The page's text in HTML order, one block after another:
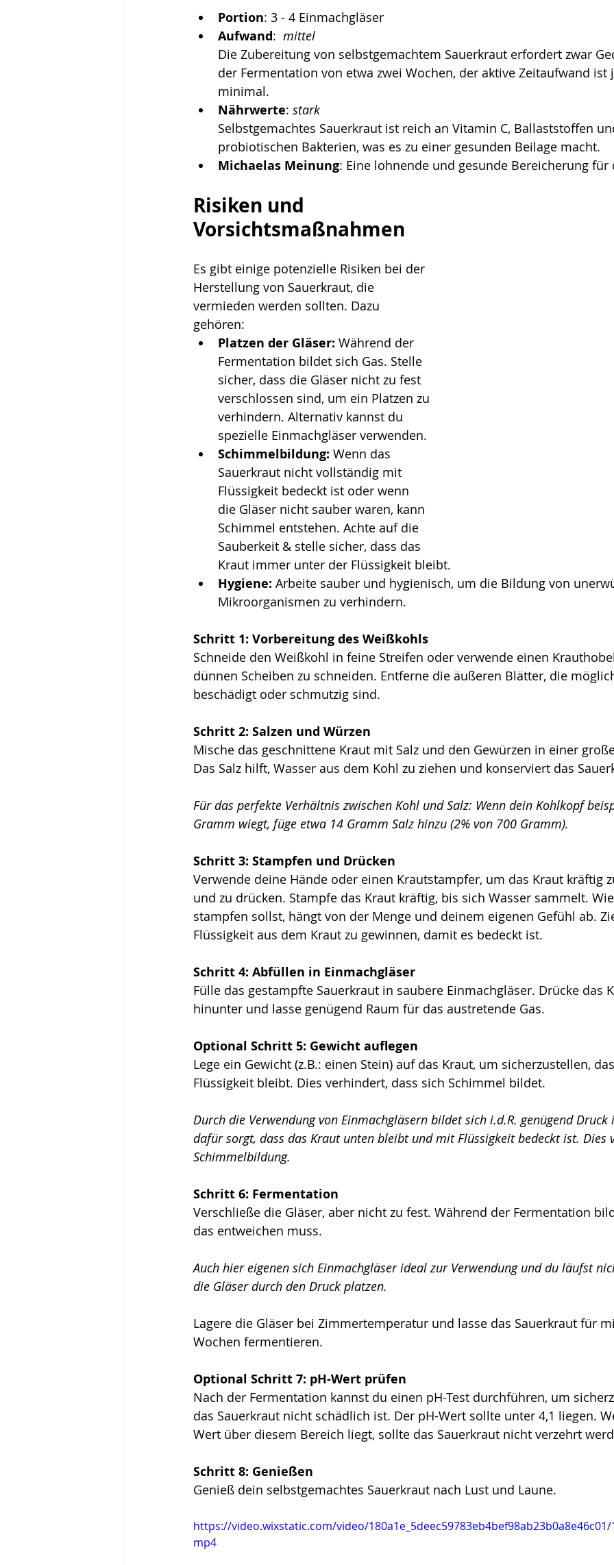
Portion: 3 - 4 Einmachgläser
Aufwand: mittel
Die Zubereitung von selbstgemachtem Sauerkraut erfordert zwar
der Fermentation von etwa zwei Wochen, der aktive Zeitaufwand ist
minimal.
Nährwerte: stark
Selbstgemachtes Sauerkraut ist reich an Vitamin C, Ballaststoffen
probiotischen Bakterien, was es zu einer gesunden Beilage macht.
Michaelas Meinung: Eine lohnende und gesunde Bereicherung für
Risiken und
Vorsichtsmaßnahmen
Es gibt einige potenzielle Risiken bei der
Herstellung von Sauerkraut, die
vermieden werden sollten. Dazu
gehören:
Platzen der Gläser: Während der
Fermentation bildet sich Gas. Stelle
sicher, dass die Gläser nicht zu fest
verschlossen sind, um ein Platzen zu
verhindern. Alternativ kannst du
spezielle Einmachgläser verwenden.
Schimmelbildung: Wenn das
Sauerkraut nicht vollständig mit
Flüssigkeit bedeckt ist oder wenn
die Gläser nicht sauber waren, kann
Schimmel entstehen. Achte auf die
Sauberkeit & stelle sicher, dass das
Kraut immer unter der Flüssigkeit bleibt.
Hygiene: Arbeite sauber und hygienisch, um die Bildung von
Mikroorganismen zu verhindern.
Schritt 1: Vorbereitung des Weißkohls
Schneide den Weißkohl in feine Streifen oder verwende einen
dünnen Scheiben zu schneiden. Entferne die äußeren Blätter, die
beschädigt oder schmutzig sind.
Schritt 2: Salzen und Würzen
Mische das geschnittene Kraut mit Salz und den Gewürzen in einer
Das Salz hilft, Wasser aus dem Kohl zu ziehen und konserviert das
Für das perfekte Verhältnis zwischen Kohl und Salz: Wenn dein Kohlkopf
Gramm wiegt, füge etwa 14 Gramm Salz hinzu (2% von 700 Gramm).
Schritt 3: Stampfen und Drücken
Verwende deine Hände oder einen Krautstampfer, um das Kraut kräftig
und zu drücken. Stampfe das Kraut kräftig, bis sich Wasser sammelt.
stampfen sollst, hängt von der Menge und deinem eigenen Gefühl ab.
Flüssigkeit aus dem Kraut zu gewinnen, damit es bedeckt ist.
Schritt 4: Abfüllen in Einmachgläser
Fülle das gestampfte Sauerkraut in saubere Einmachgläser. Drücke das
hinunter und lasse genügend Raum für das austretende Gas.
Optional Schritt 5: Gewicht auflegen
Lege ein Gewicht (z.B.: einen Stein) auf das Kraut, um sicherzustellen,
Flüssigkeit bleibt. Dies verhindert, dass sich Schimmel bildet.
Durch die Verwendung von Einmachgläsern bildet sich i.d.R. genügend Druck
dafür sorgt, dass das Kraut unten bleibt und mit Flüssigkeit bedeckt ist. Dies
Schimmelbildung.
Schritt 6: Fermentation
Verschließe die Gläser, aber nicht zu fest. Während der Fermentation
das entweichen muss.
Auch hier eigenen sich Einmachgläser ideal zur Verwendung und du läufst
die Gläser durch den Druck platzen.
Lagere die Gläser bei Zimmertemperatur und lasse das Sauerkraut für
Wochen fermentieren.
Optional Schritt 7: pH-Wert prüfen
Nach der Fermentation kannst du einen pH-Test durchführen, um
das Sauerkraut nicht schädlich ist. Der pH-Wert sollte unter 4,1 liegen.
Wert über diesem Bereich liegt, sollte das Sauerkraut nicht verzehrt
Schritt 8: Genießen
Genieß dein selbstgemachtes Sauerkraut nach Lust und Laune.
https://video.wixstatic.com/video/
mp4